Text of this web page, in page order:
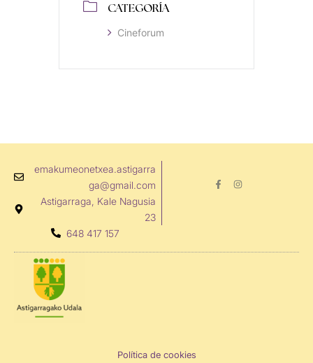
CATEGORÍA
Cineforum
F
a
-
I
n
m
emakumeonetxea.astigarra
ga@gmail.com
Astigarraga, Kale Nagusia
23
648 417 157
Política de cookies